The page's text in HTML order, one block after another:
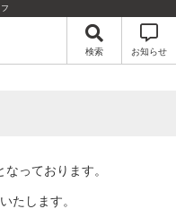
検索 お知らせ
っております。
たします。